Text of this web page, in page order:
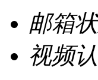
邮箱
视频